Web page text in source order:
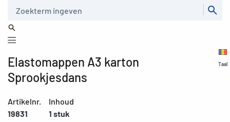
Taal
Elastomappen A3 karton
Sprookjesdans
Artikelnr.
19831
Inhoud
1 stuk